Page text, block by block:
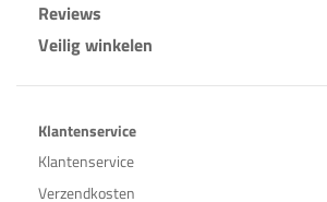
Reviews
Veilig winkelen
Klantenservice
Klantenservice
Verzendkosten